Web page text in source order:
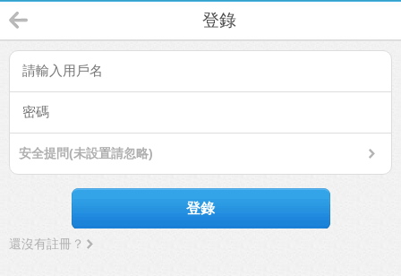
登錄
安全提問(未設置請忽略)
登錄
還沒有註冊？